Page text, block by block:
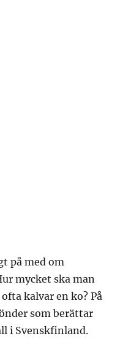
på med om
mycket ska man
kalvar en ko? På
som berättar
i Svenskfinland.